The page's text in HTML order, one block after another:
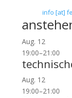
info [at]
Aug. 12
19:00–21:00
Aug. 12
19:00–21:00